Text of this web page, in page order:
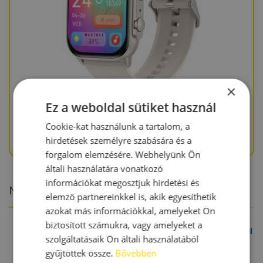
Népszerű termékek
Semicor Nova 4G-s gyerek okosóra GPS-szel
39990Ft 49990Ft
×
Ez a weboldal sütiket használ
Cookie-kat használunk a tartalom, a
hirdetések személyre szabására és a
forgalom elemzésére. Webhelyünk Ön
általi használatára vonatkozó
információkat megosztjuk hirdetési és
elemző partnereinkkel is, akik egyesíthetik
azokat más információkkal, amelyeket Ön
biztosított számukra, vagy amelyeket a
szolgáltatásaik Ön általi használatából
gyűjtöttek össze. Bővebben